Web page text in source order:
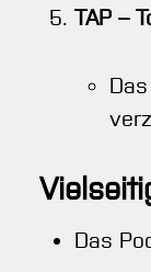
TAP –
Das